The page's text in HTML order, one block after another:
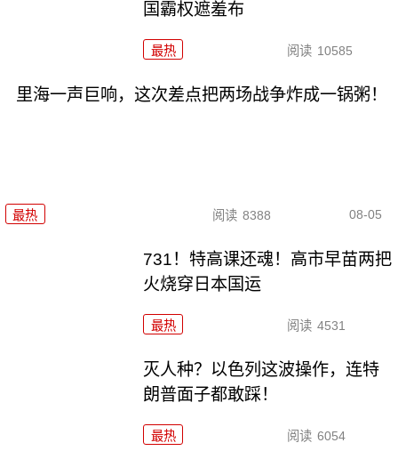
国霸权遮羞布
最热 阅读 10585
里海一声巨响，这次差点把两场战争炸成一锅粥！
最热 阅读 8388 08-05
731！特高课还魂！高市早苗两把
火烧穿日本国运
最热 阅读 4531
灭人种？以色列这波操作，连特
朗普面子都敢踩！
最热 阅读 6054